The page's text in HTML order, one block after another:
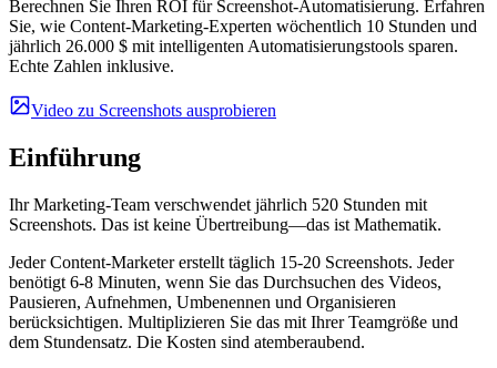
Berechnen Sie Ihren ROI für Screenshot-Automatisierung. Erfahren
Sie, wie Content-Marketing-Experten wöchentlich 10 Stunden und
jährlich 26.000 $ mit intelligenten Automatisierungstools sparen.
Echte Zahlen inklusive.
Video zu Screenshots ausprobieren
Einführung
Ihr Marketing-Team verschwendet jährlich 520 Stunden mit
Screenshots. Das ist keine Übertreibung—das ist Mathematik.
Jeder Content-Marketer erstellt täglich 15-20 Screenshots. Jeder
benötigt 6-8 Minuten, wenn Sie das Durchsuchen des Videos,
Pausieren, Aufnehmen, Umbenennen und Organisieren
berücksichtigen. Multiplizieren Sie das mit Ihrer Teamgröße und
dem Stundensatz. Die Kosten sind atemberaubend.